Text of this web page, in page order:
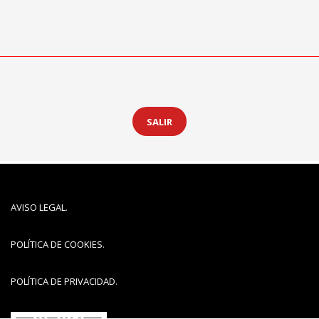
SALIR
AVISO LEGAL.
POLÍTICA DE COOKIES.
POLÍTICA DE PRIVACIDAD.